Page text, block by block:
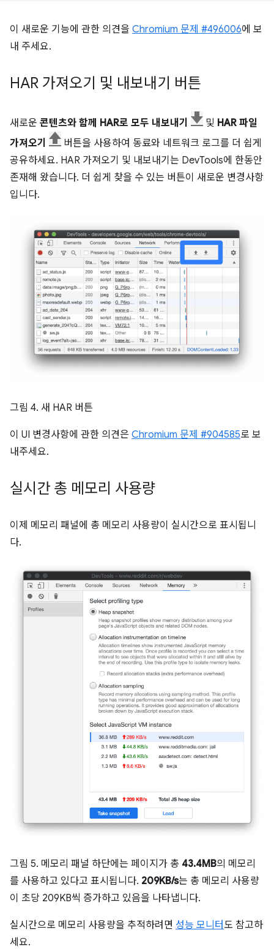
이 새로운 기능에 관한 의견을 Chromium 문제 #496006에 보
내 주세요.
HAR 가져오기 및 내보내기 버튼
새로운 콘텐츠와 함께 HAR로 모두 내보내기 및 HAR 파일
가져오기
버튼을 사용하여 동료와 네트워크 로그를 더 쉽게
공유하세요. HAR 가져오기 및 내보내기는 DevTools에 한동안
존재해 왔습니다. 더 쉽게 찾을 수 있는 버튼이 새로운 변경사항
입니다.
그림 4. 새 HAR 버튼
이 UI 변경사항에 관한 의견은 Chromium 문제 #904585로 보
내주세요.
실시간 총 메모리 사용량
이제 메모리 패널에 총 메모리 사용량이 실시간으로 표시됩니
다.
그림 5. 메모리 패널 하단에는 페이지가 총 43.4MB의 메모리
를 사용하고 있다고 표시됩니다. 209KB/s는 총 메모리 사용량
이 초당 209KB씩 증가하고 있음을 나타냅니다.
실시간으로 메모리 사용량을 추적하려면 성능 모니터 도 참고하
세요.